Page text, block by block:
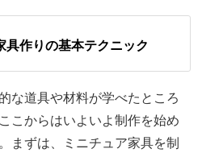
人に
かは挑戦してみたい！」
チュア家具を作りたい！」
具 03:36
04:46
具作りの基本テクニック
な道具や材料が学べたところ
こからはいよいよ制作を始め
まずは、ミニチュア家具を制